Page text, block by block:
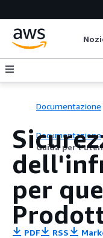
Documentazione
Documentazione
Guida per
per
PDF RSS